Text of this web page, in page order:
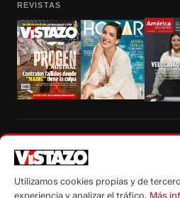
REVISTAS
autorización escrita de su titular, de todos los
Utilizamos cookies propias y de
experiencia y analizar el tráfico. Más